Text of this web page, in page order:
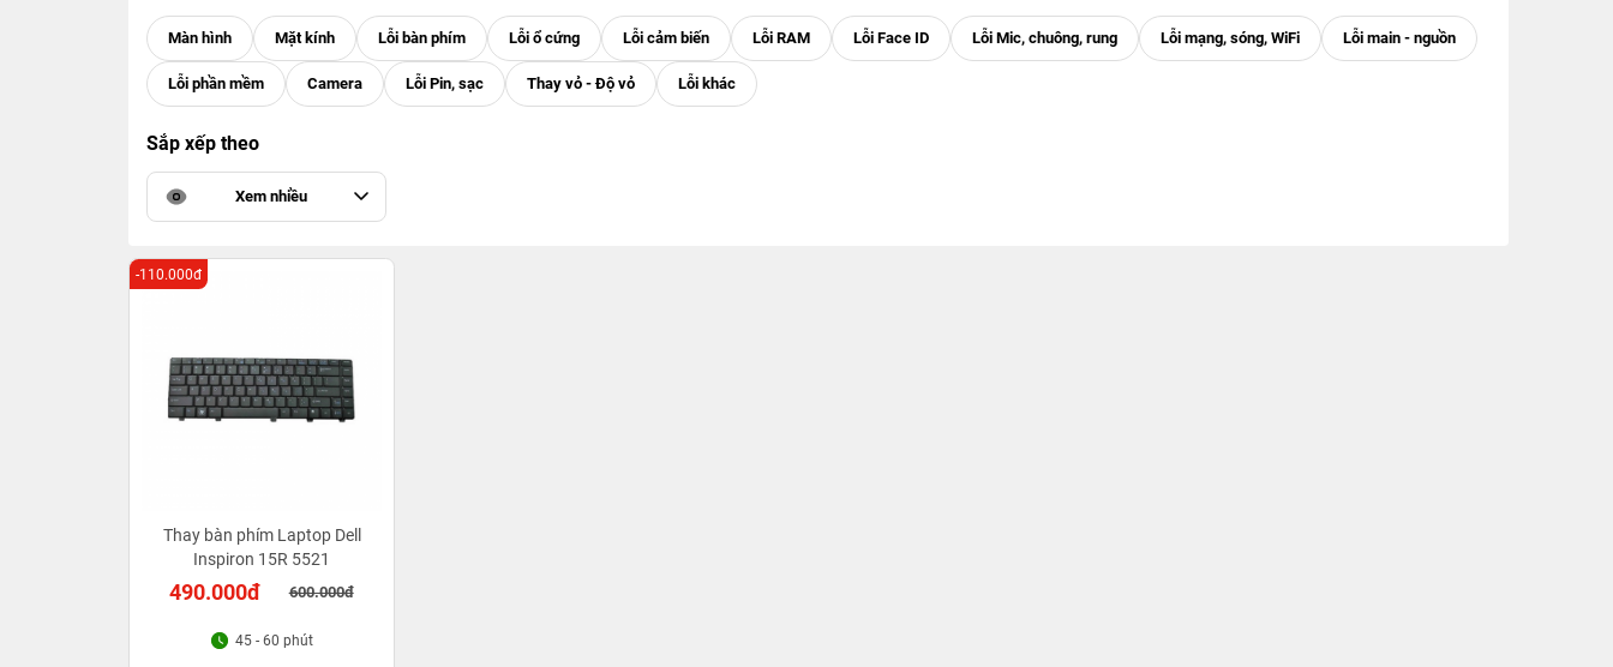
Sắp xếp theo
Xem nhiều
Thay bàn phím Laptop Dell
Inspiron 15R 5521
490.000đ 600.000đ
-110.000đ
45 - 60 phút